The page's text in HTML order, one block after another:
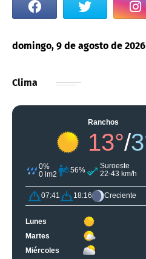
domingo, 9 de agosto de 2026
Clima